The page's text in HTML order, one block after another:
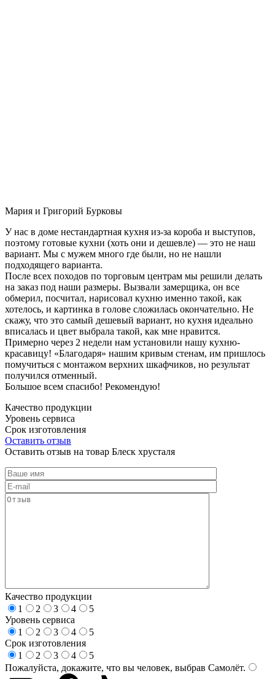
Мария и Григорий Бурковы
У нас в доме нестандартная кухня из-за короба и выступов,
поэтому готовые кухни (хоть они и дешевле) — это не наш
вариант. Мы с мужем много где были, но не нашли
подходящего варианта.
После всех походов по торговым центрам мы решили делать
на заказ под наши размеры. Вызвали замерщика, он все
обмерил, посчитал, нарисовал кухню именно такой, как
хотелось, и картинка в голове сложилась окончательно. Не
скажу, что это самый дешевый вариант, но кухня идеально
вписалась и цвет выбрала такой, как мне нравится.
Примерно через 2 недели нам установили нашу кухню-
красавицу! «Благодаря» нашим кривым стенам, им пришлось
помучиться с монтажом верхних шкафчиков, но результат
получился отменный.
Большое всем спасибо! Рекомендую!
Качество продукции
Уровень сервиса
Срок изготовления
Оставить отзыв
Оставить отзыв на товар Блеск хрусталя
Качество продукции
1
2 3 4
5
Уровень сервиса
1
2 3 4
5
Срок изготовления
1
2 3 4
5
Пожалуйста, докажите, что вы человек, выбрав Самолёт.